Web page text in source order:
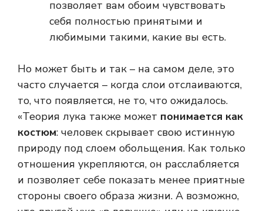
позволяет вам обоим чувствовать
себя полностью принятыми и
любимыми такими, какие вы есть.
Но может быть и так – на самом деле, это
часто случается – когда слои отслаиваются,
то, что появляется, не то, что ожидалось.
«Теория лука также может понимается как
костюм: человек скрывает свою истинную
природу под слоем обольщения. Как только
отношения укрепляются, он расслабляется
и позволяет себе показать менее приятные
стороны своего образа жизни. А возможно,